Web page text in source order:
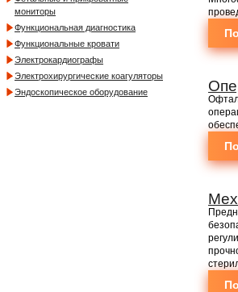
мониторы
Функциональная диагностика
Функциональные кровати
Электрокардиографы
Электрохирургические коагуляторы
Эндоскопическое оборудование